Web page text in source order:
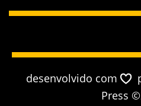
desenvolvido com
Press